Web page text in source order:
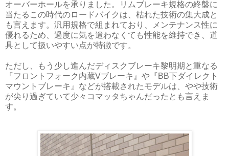
オーバーホールを承りました。リムブレーキ規格の終盤に
当たるこの時代のロードバイクは、枯れた技術の集大成と
も言えます。汎用規格で組まれており、メンテナンス性に
優れるため、過度に気を遣わなくても性能を維持でき、道
具として扱いやすい点が特徴です。
ただし、もう少し進んだディスクブレーキ黎明期と重なる
『フロントフォーク内蔵Vブレーキ』や『BB下ダイレクト
マウントブレーキ』などが搭載されたモデルは、やや技術
が尖り過ぎていて少々コマッタちゃんだったとも言えま
す。